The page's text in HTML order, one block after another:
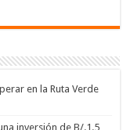
en la Ruta Verde
inversión de B/.1.5